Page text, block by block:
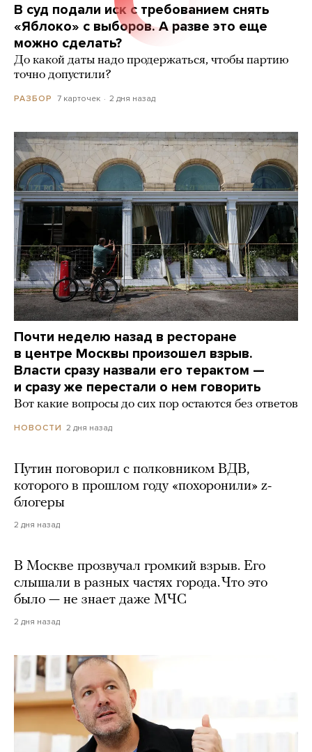
В суд подали иск с требованием снять
«Яблоко» с выборов. А разве это еще
можно сделать?
До какой даты надо продержаться, чтобы партию
точно допустили?
РАЗБОР 7 карточек 2 дня назад
Почти неделю назад в ресторане
в центре Москвы произошел взрыв.
Власти сразу назвали его терактом —
и сразу же перестали о нем говорить
Вот какие вопросы до сих пор остаются без ответов
НОВОСТИ 2 дня назад
Путин поговорил с полковником ВДВ,
которого в прошлом году «похоронили» z-
блогеры
2 дня назад
В Москве прозвучал громкий взрыв. Его
слышали в разных частях города. Что это
было — не знает даже МЧС
2 дня назад